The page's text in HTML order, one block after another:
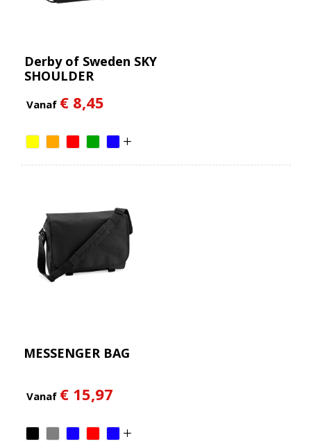
Derby of Sweden SKY
SHOULDER
Vanaf € 8,45
MESSENGER BAG
Vanaf € 15,97